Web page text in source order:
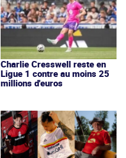
Charlie Cresswell reste en
Ligue 1 contre au moins 25
millions d'euros